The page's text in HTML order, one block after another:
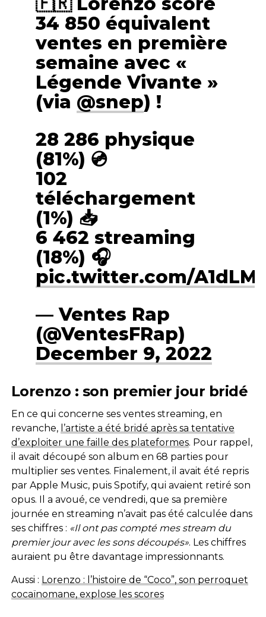
34 850 équivalent
ventes en première
semaine avec «
Légende Vivante »
(via @snep) !
28 286 physique
(81%) 💿
102
téléchargement
(1%) 📥
6 462 streaming
(18%) 🎧
pic.twitter.com/
— Ventes Rap
(@VentesFRap)
December 9, 2022
Lorenzo : son premier jour bridé
En ce qui concerne ses ventes streaming, en
revanche, l’artiste a été bridé après sa tentative
d’exploiter une faille des plateformes. Pour rappel,
il avait découpé son album en 68 parties pour
multiplier ses ventes. Finalement, il avait été repris
par Apple Music, puis Spotify, qui avaient retiré son
opus. Il a avoué, ce vendredi, que sa première
journée en streaming n’avait pas été calculée dans
ses chiffres : «Il ont pas compté mes stream du
premier jour avec les sons découpés». Les chiffres
auraient pu être davantage impressionnants.
Aussi : Lorenzo : l’histoire de “Coco”, son perroquet
cocaïnomane, explose les scores